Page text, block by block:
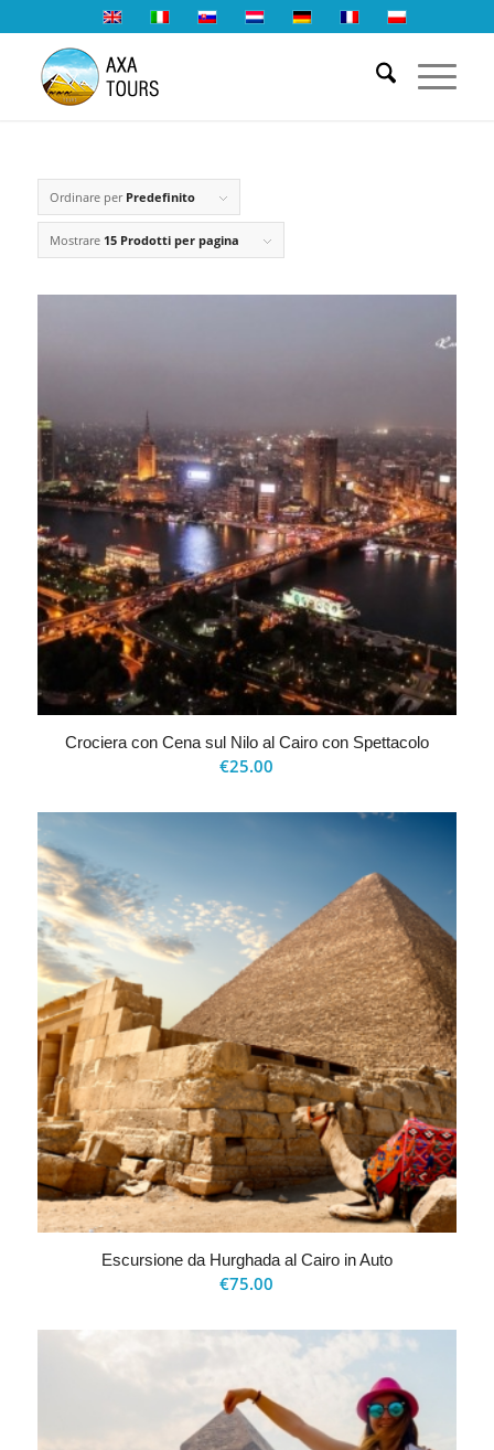
Ordinare per Predefinito
Mostrare 15 Prodotti per pagina
Crociera con Cena sul Nilo al Cairo con Spettacolo
€25.00
Escursione da Hurghada al Cairo in Auto
€75.00